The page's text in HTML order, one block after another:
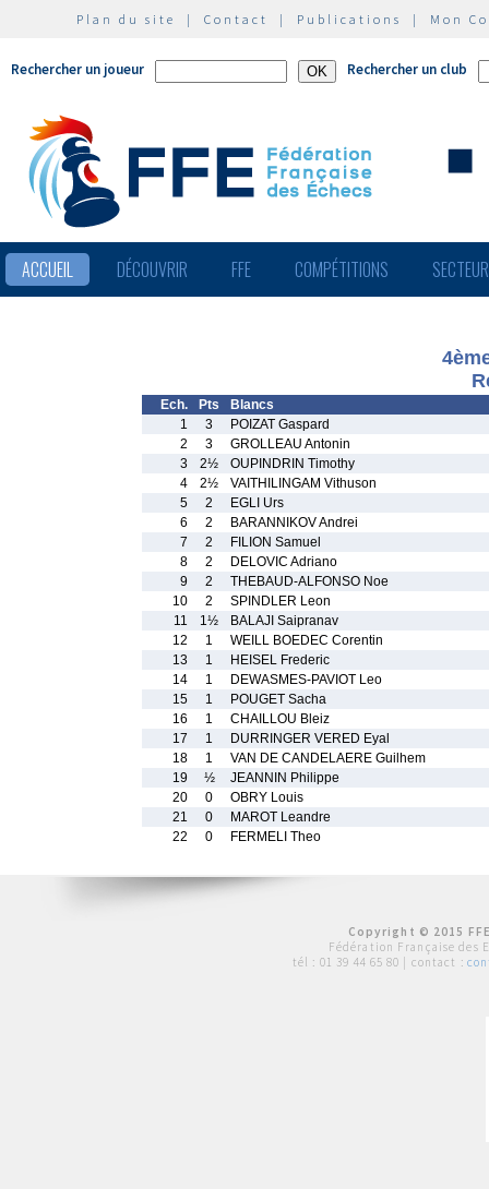
Plan du site | Contact | Publications | Mon
Rechercher un joueur Rechercher un club
ACCUEIL DÉCOUVRIR FFE COMPÉTITIONS
Ech. Pts
Blancs
1
3
POIZAT Gaspard
2
3
GROLLEAU Antonin
3
2½
OUPINDRIN Timothy
4
2½
VAITHILINGAM Vithuson
5
2
EGLI Urs
6
2
BARANNIKOV Andrei
7
2
FILION Samuel
8
2
DELOVIC Adriano
9
2
THEBAUD-ALFONSO Noe
10
2
SPINDLER Leon
11
1½
BALAJI Saipranav
12
1
WEILL BOEDEC Corentin
13
1
HEISEL Frederic
14
1
DEWASMES-PAVIOT Leo
15
1
POUGET Sacha
16
1
CHAILLOU Bleiz
17
1
DURRINGER VERED Eyal
18
1
VAN DE CANDELAERE Guilhem
19
½
JEANNIN Philippe
20
0
OBRY Louis
21
0
MAROT Leandre
22
0 FERMELI Theo
Copyright © 2015
Fédération Française des
tél : 01 39 44 65 80 | contact :